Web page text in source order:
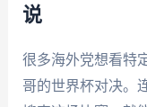
说
很多海外党想看特
哥的世界杯对决。